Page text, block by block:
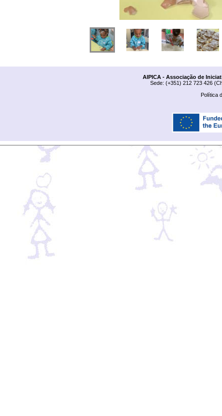
AIPICA - Associação de
Sede: (+351) 212 723 426
Política